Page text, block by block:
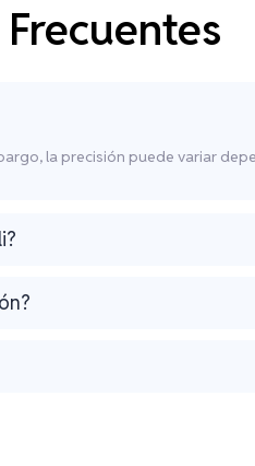
la precisión puede variar